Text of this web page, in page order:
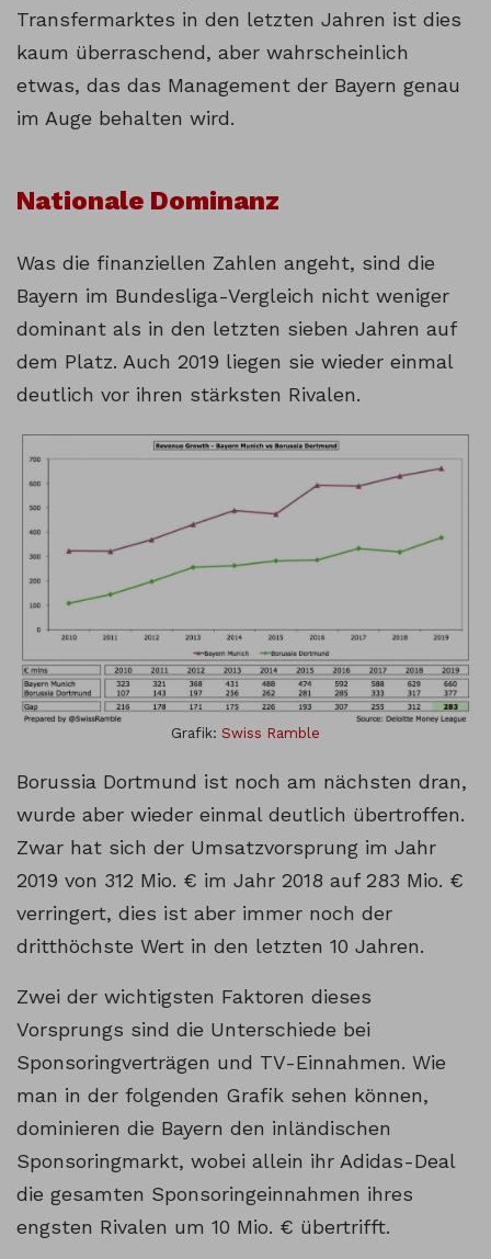
Transfermarktes in den letzten Jahren ist dies
kaum überraschend, aber wahrscheinlich
etwas, das das Management der Bayern genau
im Auge behalten wird.
Nationale Dominanz
Was die finanziellen Zahlen angeht, sind die
Bayern im Bundesliga-Vergleich nicht weniger
dominant als in den letzten sieben Jahren auf
dem Platz. Auch 2019 liegen sie wieder einmal
deutlich vor ihren stärksten Rivalen.
Grafik: Swiss Ramble
Borussia Dortmund ist noch am nächsten dran,
wurde aber wieder einmal deutlich übertroffen.
Zwar hat sich der Umsatzvorsprung im Jahr
2019 von 312 Mio. € im Jahr 2018 auf 283 Mio. €
verringert, dies ist aber immer noch der
dritthöchste Wert in den letzten 10 Jahren.
Zwei der wichtigsten Faktoren dieses
Vorsprungs sind die Unterschiede bei
Sponsoringverträgen und TV-Einnahmen. Wie
man in der folgenden Grafik sehen können,
dominieren die Bayern den inländischen
Sponsoringmarkt, wobei allein ihr Adidas-Deal
die gesamten Sponsoringeinnahmen ihres
engsten Rivalen um 10 Mio. € übertrifft.